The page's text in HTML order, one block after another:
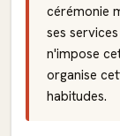
cérémonie
ses
n'impose
organise
habitudes.